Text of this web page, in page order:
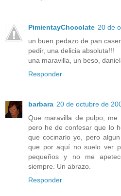
PimientayChocolate 20 de
un buen pedazo de pan
pedir, una delicia absoluta!!!
una maravilla, un beso,
Responder
barbara 20 de octubre de
Que maravilla de pulpo,
pero he de confesar que lo
que cocinarlo yo, pero
que por aquí no suelo ver
pequeños y no me
siempre. Un abrazo.
Responder